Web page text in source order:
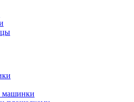
машинки